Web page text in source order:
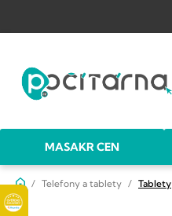
obsah
MASAKR CEN
DomůTelefony a tablety Tablety